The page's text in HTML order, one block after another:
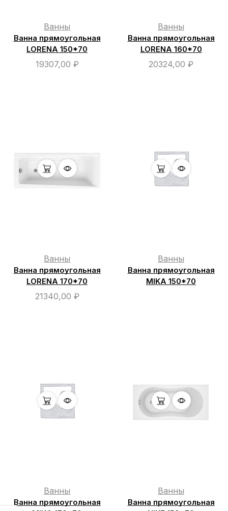
Ванны
Ванна прямоугольная
LORENA 150*70
19307,00 ₽
Ванны
Ванна прямоугольная
LORENA 160*70
20324,00 ₽
Ванны
Ванна прямоугольная
LORENA 170*70
21340,00 ₽
Ванны
Ванна прямоугольная
MIKA 150*70
Ванны
Ванна прямоугольная
Ванны
Ванна прямоугольная